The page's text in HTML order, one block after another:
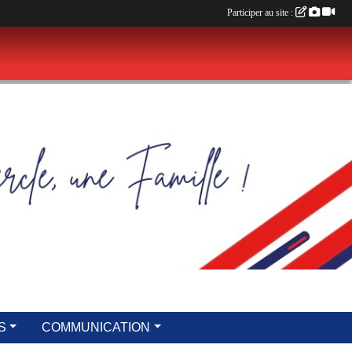
COMMUNICATION
Participer au site :